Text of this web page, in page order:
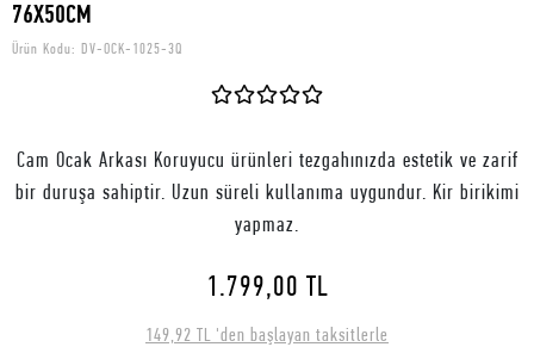
76X50CM
Ürün Kodu: DV-OCK-1025-3Q
Cam Ocak Arkası Koruyucu ürünleri tezgahınızda estetik ve zarif
bir duruşa sahiptir. Uzun süreli kullanıma uygundur. Kir birikimi
yapmaz.
1.799,00 TL
149,92 TL 'den başlayan taksitlerle